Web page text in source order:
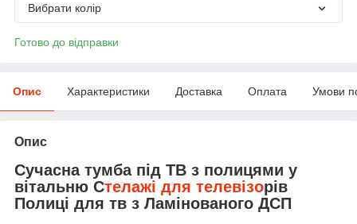
Вибрати колір
Готово до відправки
Опис Характеристики Доставка Оплата Умови
Опис
Сучасна тумба під ТВ з полицями у
вітальню Стелажі для телевізорів
Полиці для тв з Ламінованого ДСП